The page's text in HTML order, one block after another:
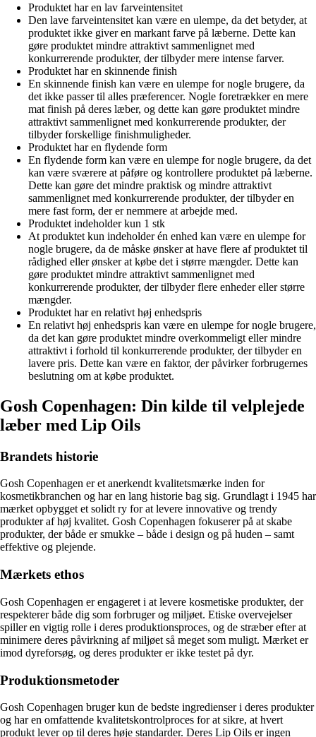
Produktet har en lav farveintensitet
Den lave farveintensitet kan være en ulempe, da det betyder, at
produktet ikke giver en markant farve på læberne. Dette kan
gøre produktet mindre attraktivt sammenlignet med
konkurrerende produkter, der tilbyder mere intense farver.
Produktet har en skinnende finish
En skinnende finish kan være en ulempe for nogle brugere, da
det ikke passer til alles præferencer. Nogle foretrækker en mere
mat finish på deres læber, og dette kan gøre produktet mindre
attraktivt sammenlignet med konkurrerende produkter, der
tilbyder forskellige finishmuligheder.
Produktet har en flydende form
En flydende form kan være en ulempe for nogle brugere, da det
kan være sværere at påføre og kontrollere produktet på læberne.
Dette kan gøre det mindre praktisk og mindre attraktivt
sammenlignet med konkurrerende produkter, der tilbyder en
mere fast form, der er nemmere at arbejde med.
Produktet indeholder kun 1 stk
At produktet kun indeholder én enhed kan være en ulempe for
nogle brugere, da de måske ønsker at have flere af produktet til
rådighed eller ønsker at købe det i større mængder. Dette kan
gøre produktet mindre attraktivt sammenlignet med
konkurrerende produkter, der tilbyder flere enheder eller større
mængder.
Produktet har en relativt høj enhedspris
En relativt høj enhedspris kan være en ulempe for nogle brugere,
da det kan gøre produktet mindre overkommeligt eller mindre
attraktivt i forhold til konkurrerende produkter, der tilbyder en
lavere pris. Dette kan være en faktor, der påvirker forbrugernes
beslutning om at købe produktet.
Gosh Copenhagen: Din kilde til velplejede
læber med Lip Oils
Brandets historie
Gosh Copenhagen er et anerkendt kvalitetsmærke inden for
kosmetikbranchen og har en lang historie bag sig. Grundlagt i 1945 har
mærket opbygget et solidt ry for at levere innovative og trendy
produkter af høj kvalitet. Gosh Copenhagen fokuserer på at skabe
produkter, der både er smukke – både i design og på huden – samt
effektive og plejende.
Mærkets ethos
Gosh Copenhagen er engageret i at levere kosmetiske produkter, der
respekterer både dig som forbruger og miljøet. Etiske overvejelser
spiller en vigtig rolle i deres produktionsproces, og de stræber efter at
minimere deres påvirkning af miljøet så meget som muligt. Mærket er
imod dyreforsøg, og deres produkter er ikke testet på dyr.
Produktionsmetoder
Gosh Copenhagen bruger kun de bedste ingredienser i deres produkter
og har en omfattende kvalitetskontrolproces for at sikre, at hvert
produkt lever op til deres høje standarder. Deres Lip Oils er ingen